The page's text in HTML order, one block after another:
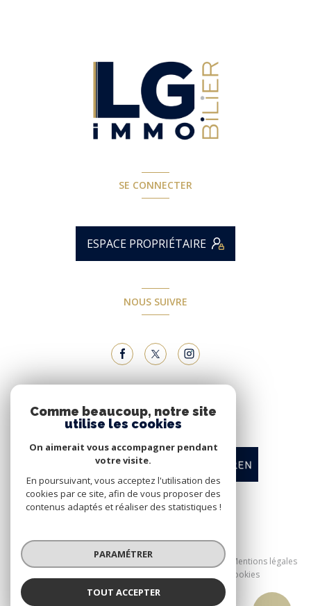
SE CONNECTER
ESPACE PROPRIÉTAIRE
NOUS SUIVRE
NOUS ADHÉRONS
© 2026 | Tous droits réservés
Nos honoraires
Nos partenaires
Mentions légales
Cookies
Comme beaucoup, notre site
utilise les cookies
On aimerait vous accompagner pendant
votre visite.
En poursuivant, vous acceptez l'utilisation des
cookies par ce site, afin de vous proposer des
contenus adaptés et réaliser des statistiques !
PARAMÉTRER
TOUT ACCEPTER